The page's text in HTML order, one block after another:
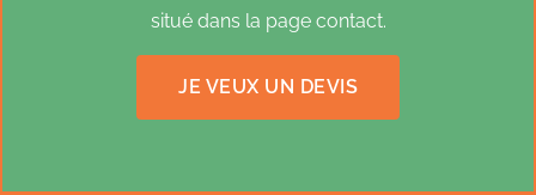
situé dans la page contact.
JE VEUX UN DEVIS